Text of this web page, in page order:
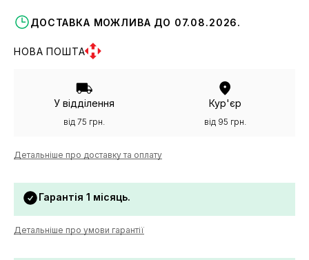
ДОСТАВКА МОЖЛИВА ДО 07.08.2026.
НОВА ПОШТА
У відділення
від 75 грн.
Кур'єр
від 95 грн.
Детальніше про доставку та оплату
Гарантія 1 місяць.
Детальніше про умови гарантії